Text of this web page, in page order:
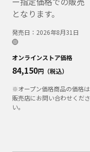
となります。
発売日： 2026年8月31日
オンラインストア価格
84,150円（税込）
※オープン価格商品の価格は
販売店にお問い合わせくださ
い。